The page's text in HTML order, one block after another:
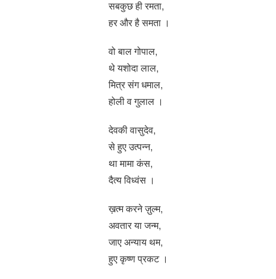
सबकुछ ही रमता,
हर और है समता ।
वो बाल गोपाल,
थे यशोदा लाल,
मित्र संग धमाल,
होली व गुलाल ।
देवकी वासुदेव,
से हुए उत्पन्न,
था मामा कंस,
दैत्य विध्वंस ।
ख़त्म करने ज़ुल्म,
अवतार या जन्म,
जाए अन्याय थम,
हुए कृष्ण प्रकट ।